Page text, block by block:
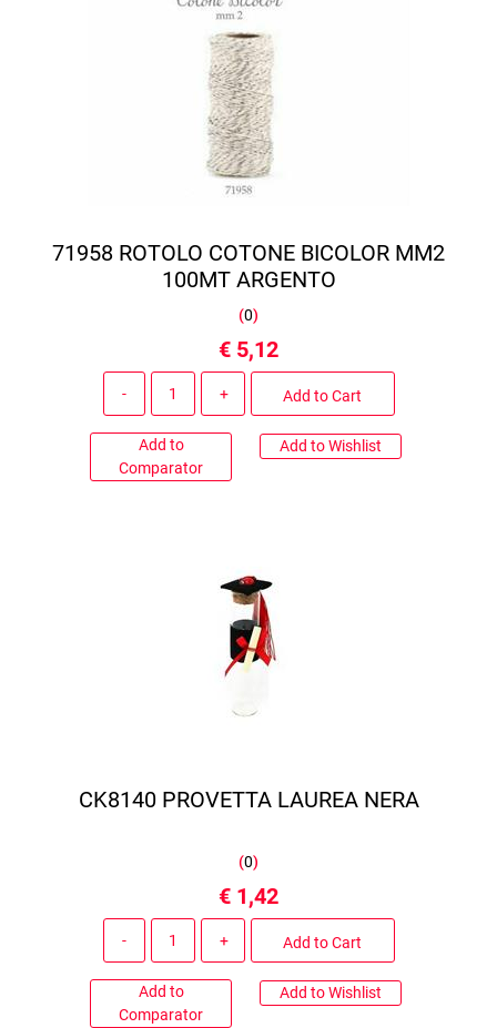
71958 ROTOLO COTONE BICOLOR MM2
100MT ARGENTO
(0)
€ 5,12
Add to Cart
Add to
Comparator
Add to Wishlist
CK8140 PROVETTA LAUREA NERA
(0)
€ 1,42
Add to Cart
Add to
Comparator
Add to Wishlist